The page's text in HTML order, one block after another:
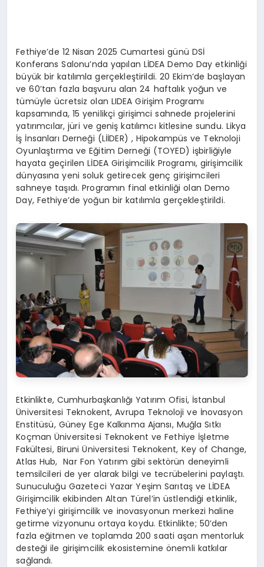
Fethiye’de 12 Nisan 2025 Cumartesi günü DSİ
Konferans Salonu’nda yapılan LİDEA Demo Day etkinliği
büyük bir katılımla gerçekleştirildi. 20 Ekim’de başlayan
ve 60’tan fazla başvuru alan 24 haftalık yoğun ve
tümüyle ücretsiz olan LIDEA Girişim Programı
kapsamında, 15 yenilikçi girişimci sahnede projelerini
yatırımcılar, jüri ve geniş katılımcı kitlesine sundu. Likya
İş İnsanları Derneği (LİİDER) , Hipokampüs ve Teknoloji
Oyunlaştırma ve Eğitim Derneği (TOYED) işbirliğiyle
hayata geçirilen LİDEA Girişimcilik Programı, girişimcilik
dünyasına yeni soluk getirecek genç girişimcileri
sahneye taşıdı. Programın final etkinliği olan Demo
Day, Fethiye’de yoğun bir katılımla gerçekleştirildi.
Etkinlikte, Cumhurbaşkanlığı Yatırım Ofisi, İstanbul
Üniversitesi Teknokent, Avrupa Teknoloji ve İnovasyon
Enstitüsü, Güney Ege Kalkınma Ajansı, Muğla Sıtkı
Koçman Üniversitesi Teknokent ve Fethiye İşletme
Fakültesi, Biruni Üniversitesi Teknokent, Key of Change,
Atlas Hub, Nar Fon Yatırım gibi sektörün deneyimli
temsilcileri de yer alarak bilgi ve tecrübelerini paylaştı.
Sunuculuğu Gazeteci Yazar Yeşim Sarıtaş ve LİDEA
Girişimcilik ekibinden Altan Türel’in üstlendiği etkinlik,
Fethiye’yi girişimcilik ve inovasyonun merkezi haline
getirme vizyonunu ortaya koydu. Etkinlikte; 50’den
fazla eğitmen ve toplamda 200 saati aşan mentorluk
desteği ile girişimcilik ekosistemine önemli katkılar
sağlandı.